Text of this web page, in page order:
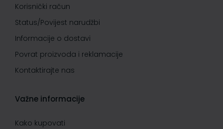
Korisnički račun
Status/Povijest narudžbi
Informacije o dostavi
Povrat proizvoda i reklamacije
Kontaktirajte nas
Važne informacije
Kako kupovati